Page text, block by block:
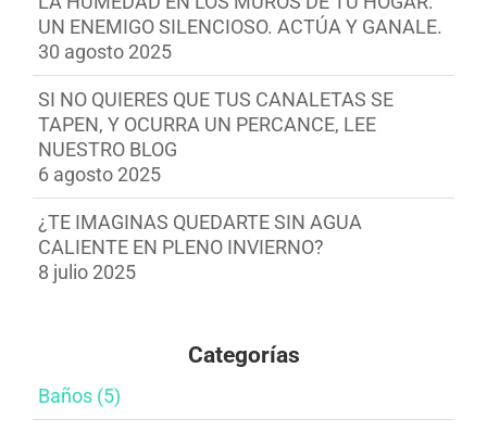
UN ENEMIGO SILENCIOSO. ACTÚA Y GANALE.
30 agosto 2025
SI NO QUIERES QUE TUS CANALETAS SE
TAPEN, Y OCURRA UN PERCANCE, LEE
NUESTRO BLOG
6 agosto 2025
¿TE IMAGINAS QUEDARTE SIN AGUA
CALIENTE EN PLENO INVIERNO?
8 julio 2025
Categorías
Baños​ (5)